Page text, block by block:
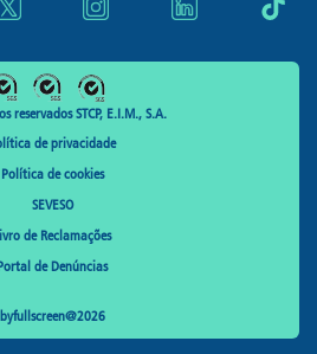
reservados STCP, E.I.M., S.A.
de privacidade
Política de cookies
SEVESO
de Reclamações
de Denúncias
byfullscreen@2026